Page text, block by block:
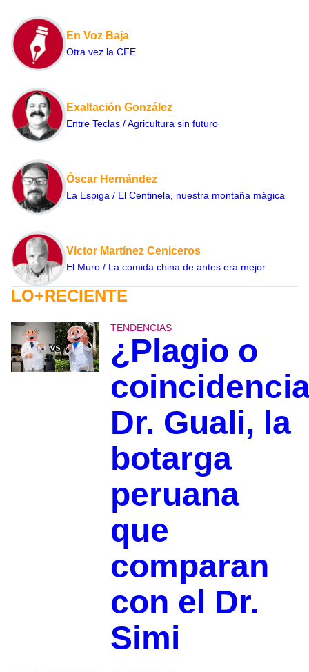
En Voz Baja
Otra vez la CFE
Exaltación González
Entre Teclas / Agricultura sin futuro
Óscar Hernández
La Espiga / El Centinela, nuestra montaña mágica
Víctor Martínez Ceniceros
El Muro / La comida china de antes era mejor
LO+RECIENTE
TENDENCIAS
¿Plagio o
Dr. Guali, la
botarga
peruana
que
comparan
con el Dr.
Simi